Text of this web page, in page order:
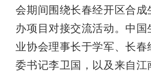
会期间围绕长春经开区合成
办项目对接交流活动。中国
业协会理事长于学军、长春
委书记李卫国，以及来自江